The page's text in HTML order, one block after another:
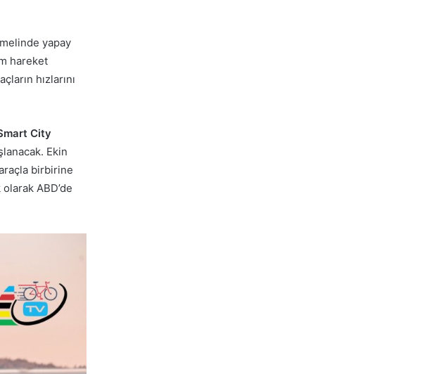
yapay
hareket
hızlarını
City
Ekin
birbirine
ABD’de